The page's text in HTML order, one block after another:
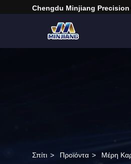
Chengdu Minjiang
Σπίτι > Προϊόντα > Μέρη